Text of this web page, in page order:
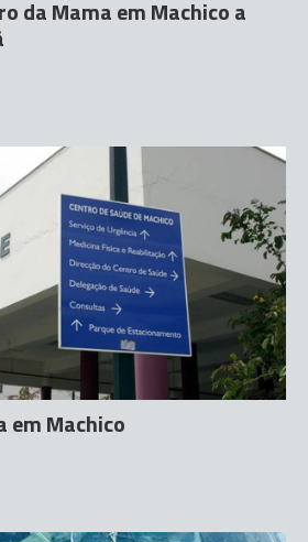
da Mama em Machico a
em Machico